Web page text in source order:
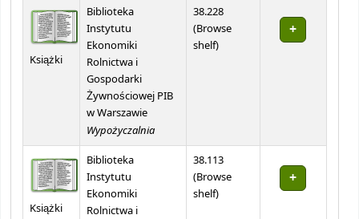
Książki
Biblioteka
Instytutu
Ekonomiki
Rolnictwa i
Gospodarki
Żywnościowej PIB
w Warszawie
Wypożyczalnia
38.228
(Browse
shelf(Opens below)
)
Książki
Biblioteka
Instytutu
Ekonomiki
Rolnictwa i
38.113
(Browse
shelf(Opens below)
)